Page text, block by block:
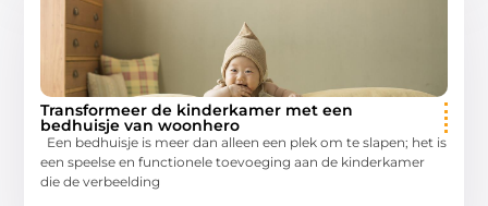
Transformeer de kinderkamer met een
bedhuisje van woonhero
Een bedhuisje is meer dan alleen een plek om te slapen; het is
een speelse en functionele toevoeging aan de kinderkamer
die de verbeelding